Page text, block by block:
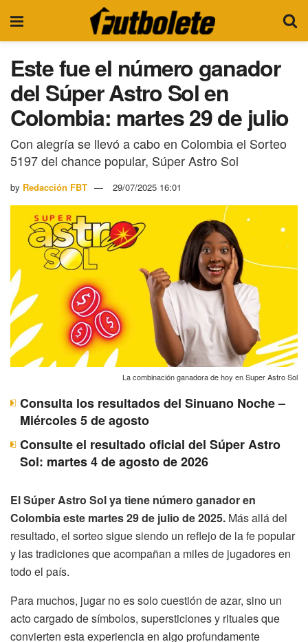
Este fue el número ganador
del Súper Astro Sol en
Colombia: martes 29 de julio
Con alegría se llevó a cabo en Colombia el Sorteo
5197 del chance popular, Súper Astro Sol
by Redacción FBT 29/07/2025 16:01
La combinación ganadora de hoy en Super Astro Sol
Consulta los resultados del Sinuano Noche –
Miércoles 5 de agosto
Consulte el resultado oficial del Súper Astro
Sol: martes 4 de agosto de 2026
El Súper Astro Sol ya tiene número ganador en
Colombia este martes 29 de julio de 2025. Más allá del
resultado, el sorteo sigue siendo un reflejo de la fe popular
y las tradiciones que acompañan a miles de jugadores en
todo el país.
Para muchos, jugar no es solo cuestión de azar, sino un
acto cargado de símbolos, supersticiones y rituales que
convierten esta experiencia en algo profundamente